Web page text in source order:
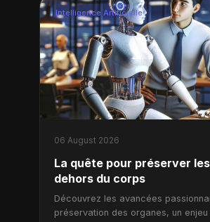
Intelligence Artificielle
06 August 2026
La quête pour préserver
dehors du corps
Découvrez les avancées
préservation des organes, un